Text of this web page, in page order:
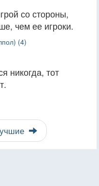
со стороны,
чем ее игроки.
(4)
никогда, тот